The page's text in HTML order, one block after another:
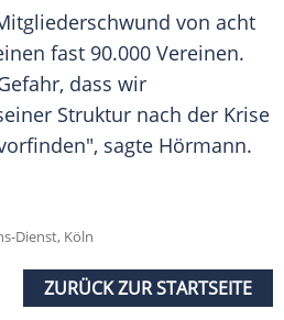
von acht
fast 90.000 Vereinen.
dass wir
Struktur nach der Krise
sagte Hörmann.
Dienst, Köln
ZURÜCK ZUR STARTSEITE